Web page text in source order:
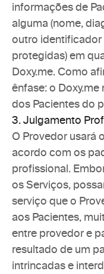
informações de
alguma (nome,
outro identificador
protegidas) em
Doxy.me. Como
ênfase: o
dos Pacientes do
3. Julgamento
O Provedor usará
acordo com os
profissional.
os Serviços,
serviço que o
aos Pacientes,
entre provedor e
resultado de um
intrincadas e